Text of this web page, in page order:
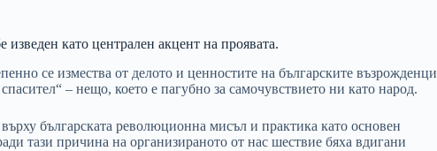
като централен акцент на проявата.
се измества от делото и ценностите на българските възрожденци
– нещо, което е пагубно за самочувствието ни като народ.
българската революционна мисъл и практика като основен
тази причина на организираното от нас шествие бяха вдигани